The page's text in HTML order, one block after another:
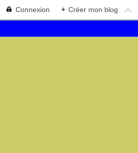
Connexion + Créer mon blog